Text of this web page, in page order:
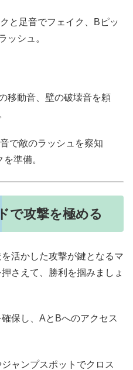
と足音でフェイク、Bピッ
ッシュ。
移動音、壁の破壊音を頼
で敵のラッシュを察知
準備。
で攻撃を極める
活かした攻撃が鍵となるマ
さえて、勝利を掴みましょ
確保し、AとBへのアクセス
ャンプスポットでクロス